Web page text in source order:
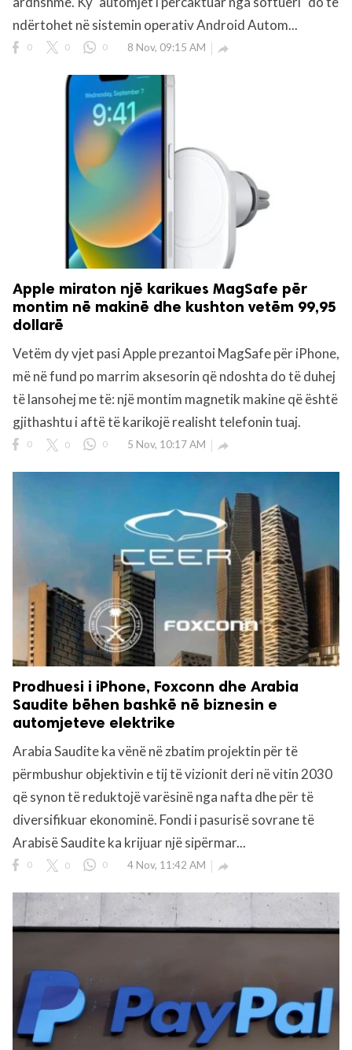
ndërtohet në sistemin operativ Android Autom...
0 0 0 8 Nov, 09:15 AM 
Apple miraton një karikues MagSafe për
montim në makinë dhe kushton vetëm 99,95
dollarë
Vetëm dy vjet pasi Apple prezantoi MagSafe për iPhone,
më në fund po marrim aksesorin që ndoshta do të duhej
të lansohej me të: një montim magnetik makine që është
gjithashtu i aftë të karikojë realisht telefonin tuaj.
0 0 0 5 Nov, 10:17 AM 
Prodhuesi i iPhone, Foxconn dhe Arabia
Saudite bëhen bashkë në biznesin e
automjeteve elektrike
Arabia Saudite ka vënë në zbatim projektin për të
përmbushur objektivin e tij të vizionit deri në vitin 2030
që synon të reduktojë varësinë nga nafta dhe për të
diversifikuar ekonominë. Fondi i pasurisë sovrane të
Arabisë Saudite ka krijuar një sipërmar...
0 0 0 4 Nov, 11:42 AM 